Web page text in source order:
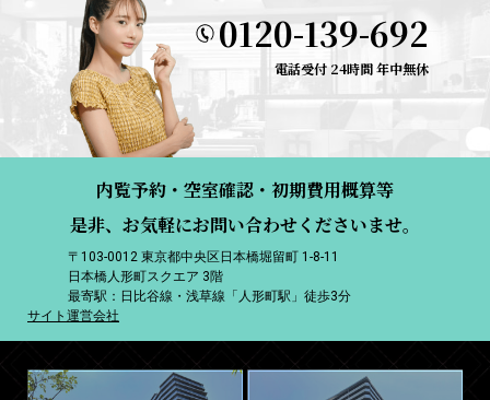
0120-139-692
電話受付 24時間 年中無休
内覧予約・空室確認・初期費用概算等
是非、お気軽にお問い合わせくださいませ。
〒103-0012 東京都中央区日本橋堀留町 1-8-11
日本橋人形町スクエア 3階
最寄駅：日比谷線・浅草線「人形町駅」徒歩3分
サイト運営会社